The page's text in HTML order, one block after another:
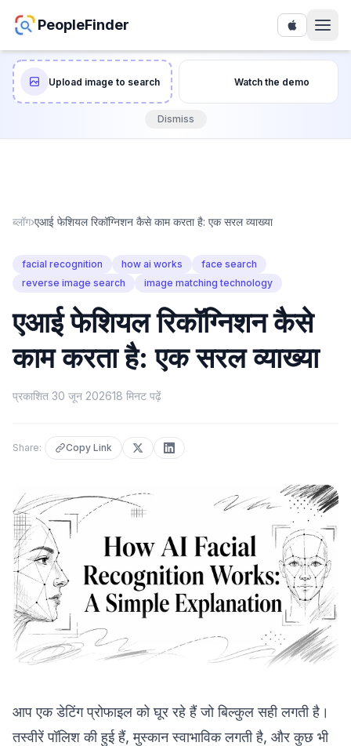
PeopleFinder
Upload image to search Watch the demo
Dismiss
ब्लॉग›एआई फेशियल रिकॉग्निशन कैसे काम करता है: एक सरल व्याख्या
facial recognition how ai works
face search
reverse image search
image matching technology
एआई फेशियल रिकॉग्निशन कैसे
काम करता है: एक सरल व्याख्या
प्रकाशित 30 जून 202618 मिनट पढ़ें
Share: Copy Link
आप एक डेटिंग प्रोफाइल को घूर रहे हैं जो बिल्कुल सही लगती है।
तस्वीरें पॉलिश की हुई हैं, मुस्कान स्वाभाविक लगती है, और कुछ भी